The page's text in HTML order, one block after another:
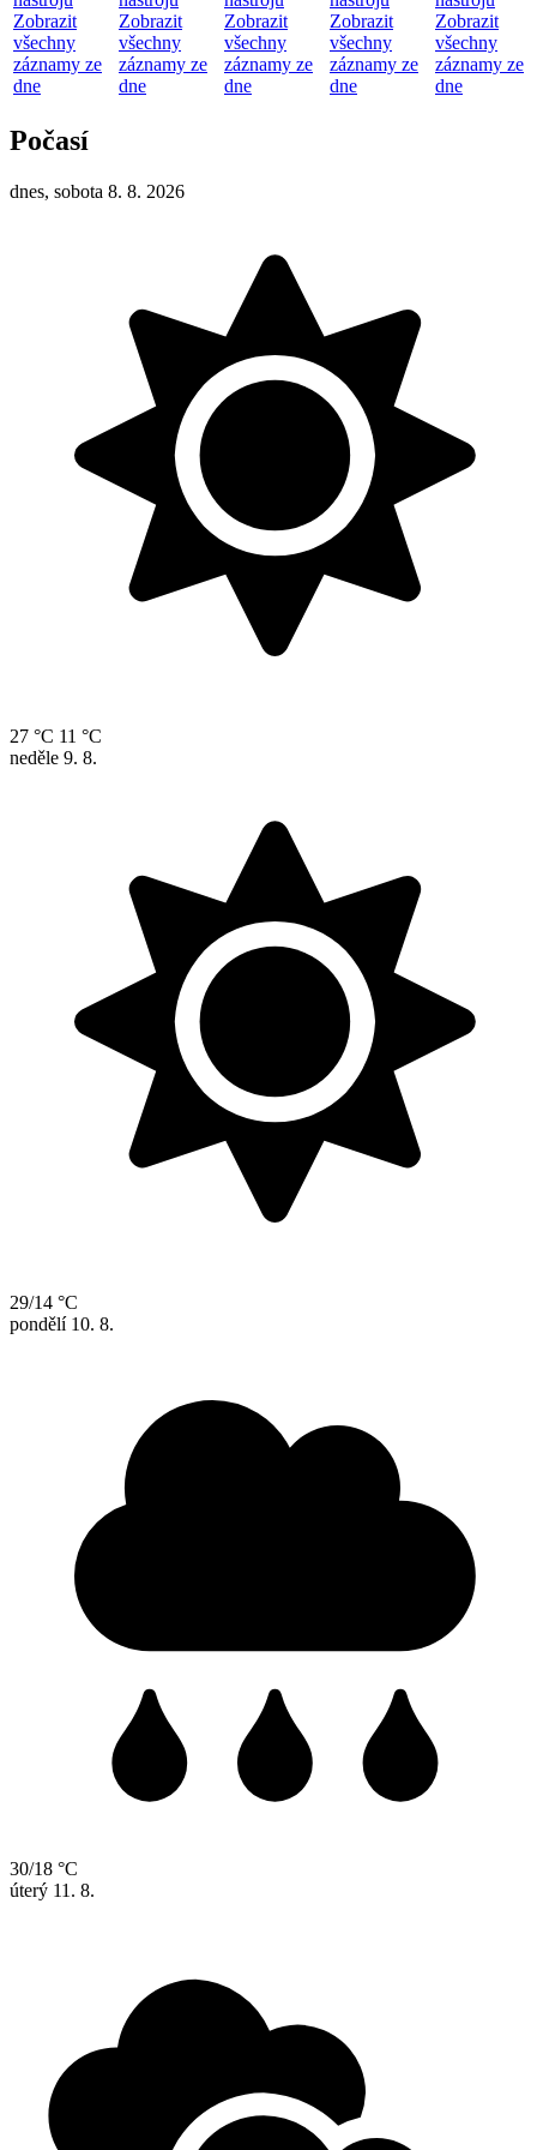
Zobrazit
všechny
záznamy ze
dne
Zobrazit
všechny
záznamy ze
dne
Zobrazit
všechny
záznamy ze
dne
Zobrazit
všechny
záznamy ze
dne
Zobrazit
všechny
záznamy ze
dne
Počasí
dnes, sobota 8. 8. 2026
27 °C 11 °C
neděle 9. 8.
29/14 °C
pondělí 10. 8.
30/18 °C
úterý 11. 8.